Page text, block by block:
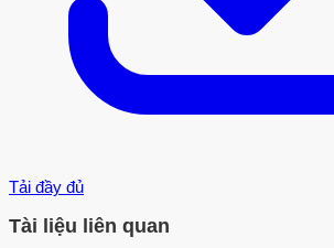
Tải đầy đủ
Tài liệu liên quan